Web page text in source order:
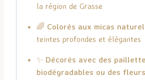
la région de Grasse
🌈 Colorés aux micas
teintes profondes et élégantes
✨ Décorés avec des
biodégradables ou des